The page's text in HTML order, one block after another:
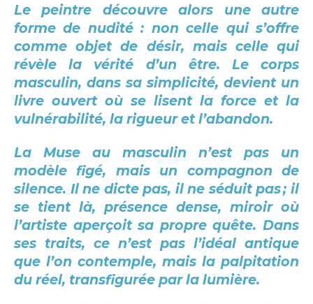
Le peintre découvre alors une autre
forme de nudité : non celle qui s’offre
comme objet de désir, mais celle qui
révèle la vérité d’un être. Le corps
masculin, dans sa simplicité, devient un
livre ouvert où se lisent la force et la
vulnérabilité, la rigueur et l’abandon.
La Muse au masculin n’est pas un
modèle figé, mais un compagnon de
silence. Il ne dicte pas, il ne séduit pas ; il
se tient là, présence dense, miroir où
l’artiste aperçoit sa propre quête. Dans
ses traits, ce n’est pas l’idéal antique
que l’on contemple, mais la palpitation
du réel, transfigurée par la lumière.